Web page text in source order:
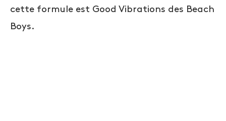
cette formule est Good Vibrations des Beach
Boys.